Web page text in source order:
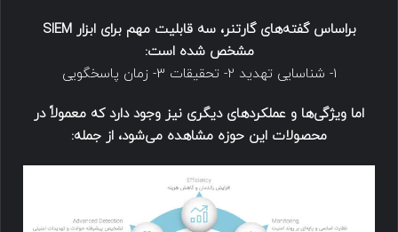
براساس گفته‌های گارتنر، سه قابلیت مهم برای ابزار SIEM
مشخص شده است:
1- شناسایی تهدید 2- تحقیقات 3- زمان پاسخگویی
اما ویژگی‌ها و عملکردهای دیگری نیز وجود دارد که معمولاً در
محصولات این حوزه مشاهده می‌شود، از جمله: